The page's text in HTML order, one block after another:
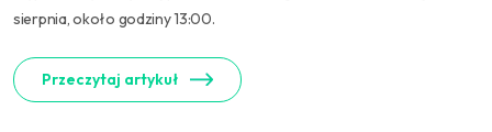
sierpnia, około godziny 13:00.
Przeczytaj artykuł